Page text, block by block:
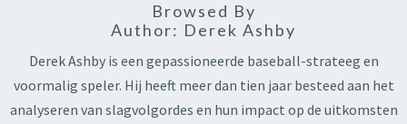
Browsed By
Author: Derek Ashby
Derek Ashby is een gepassioneerde baseball-strateeg en
voormalig speler. Hij heeft meer dan tien jaar besteed aan het
analyseren van slagvolgordes en hun impact op de uitkomsten